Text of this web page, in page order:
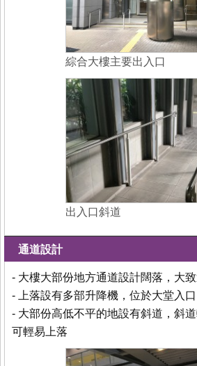
綜合大樓主要出入口
出入口斜道
通道設計
- 大樓大部份地方通道設計闊落，大
- 上落設有多部升降機，位於大堂入口
- 大部份高低不平的地設有斜道，斜
可輕易上落